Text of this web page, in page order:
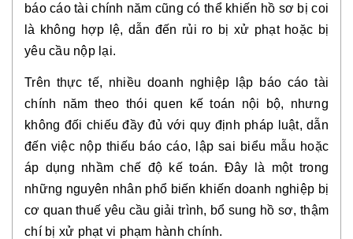
báo cáo tài chính năm cũng có thể khiến hồ sơ bị coi
là không hợp lệ, dẫn đến rủi ro bị xử phạt hoặc bị
yêu cầu nộp lại.
Trên thực tế, nhiều doanh nghiệp lập báo cáo tài
chính năm theo thói quen kế toán nội bộ, nhưng
không đối chiếu đầy đủ với quy định pháp luật, dẫn
đến việc nộp thiếu báo cáo, lập sai biểu mẫu hoặc
áp dụng nhầm chế độ kế toán. Đây là một trong
những nguyên nhân phổ biến khiến doanh nghiệp bị
cơ quan thuế yêu cầu giải trình, bổ sung hồ sơ, thậm
chí bị xử phạt vi phạm hành chính.